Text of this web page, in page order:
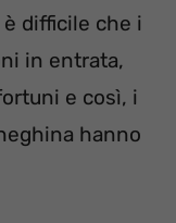
difficile che i
in entrata,
e così, i
hanno